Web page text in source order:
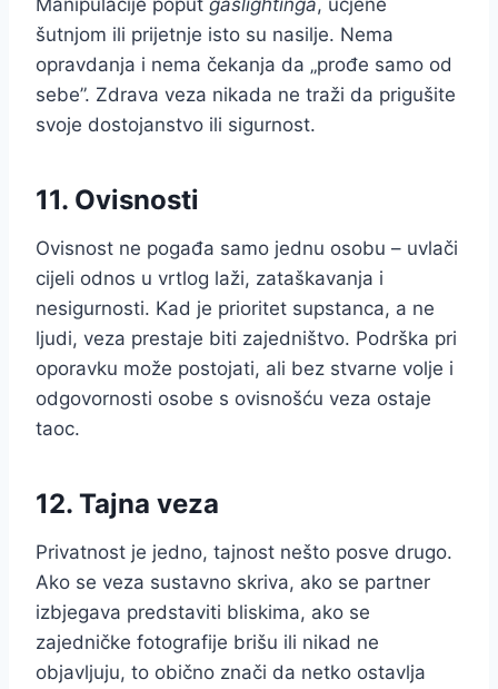
Manipulacije poput gaslightinga, ucjene
šutnjom ili prijetnje isto su nasilje. Nema
opravdanja i nema čekanja da „prođe samo od
sebe”. Zdrava veza nikada ne traži da prigušite
svoje dostojanstvo ili sigurnost.
11. Ovisnosti
Ovisnost ne pogađa samo jednu osobu – uvlači
cijeli odnos u vrtlog laži, zataškavanja i
nesigurnosti. Kad je prioritet supstanca, a ne
ljudi, veza prestaje biti zajedništvo. Podrška pri
oporavku može postojati, ali bez stvarne volje i
odgovornosti osobe s ovisnošću veza ostaje
taoc.
12. Tajna veza
Privatnost je jedno, tajnost nešto posve drugo.
Ako se veza sustavno skriva, ako se partner
izbjegava predstaviti bliskima, ako se
zajedničke fotografije brišu ili nikad ne
objavljuju, to obično znači da netko ostavlja